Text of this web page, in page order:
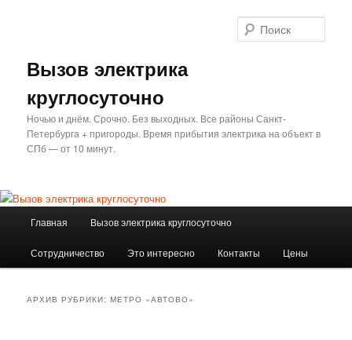
Вызов электрика
круглосуточно
Ночью и днём. Срочно. Без выходных. Все районы Санкт-
Петербурга + пригороды. Время прибытия электрика на объект в
СПб — от 10 минут.
Главная Вызов электрика круглосуточно
Сотрудничество Это интересно Контакты Цены
АРХИВ РУБРИКИ:МЕТРО «АВТОВО»